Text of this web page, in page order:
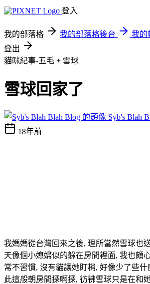
登入
我的部落格 我的部落格後台
我的
登出
貓咪紀事-五毛 + 雪球
雪球回家了
Syb's Blah
18年前
我媽媽從台灣回來之後, 理所當然雪球也
天像個小媳婦似的躲在房間裡面, 我也頗
常不習慣, 沒有貓讓她盯梢, 好像少了些什
此這般朝房間探啊探, 彷彿雪球只是在和